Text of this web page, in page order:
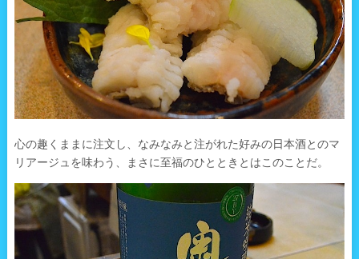
心の趣くままに注文し、なみなみと注がれた好みの日本酒とのマ
リアージュを味わう、まさに至福のひとときとはこのことだ。